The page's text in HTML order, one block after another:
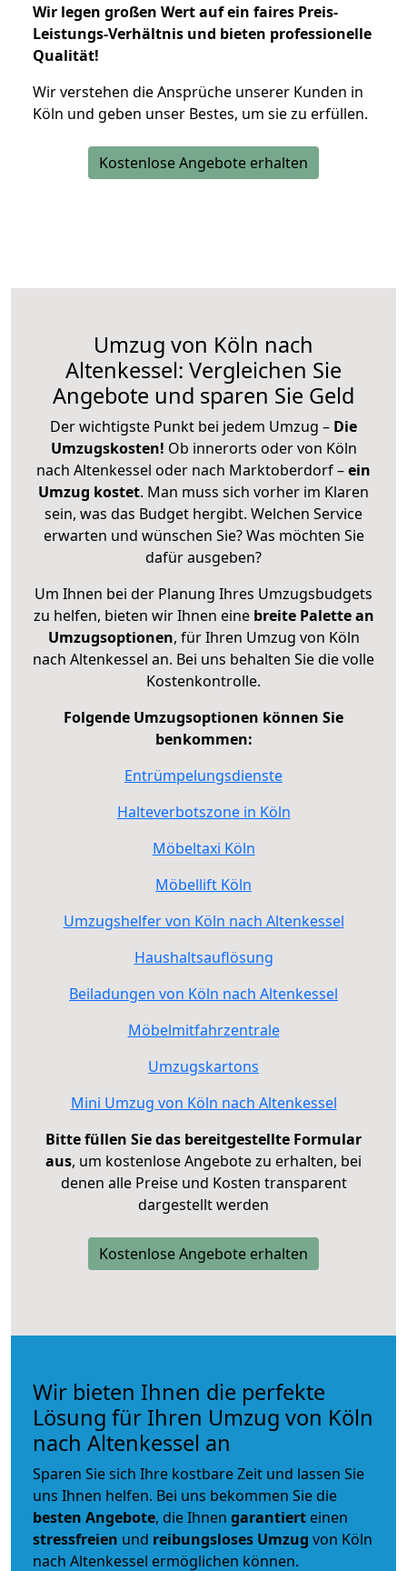
Wir legen großen Wert auf ein faires Preis-
Leistungs-Verhältnis und bieten professionelle
Qualität!
Wir verstehen die Ansprüche unserer Kunden in
Köln und geben unser Bestes, um sie zu erfüllen.
Kostenlose Angebote erhalten
Umzug von Köln nach
Altenkessel: Vergleichen Sie
Angebote und sparen Sie Geld
Der wichtigste Punkt bei jedem Umzug – Die
Umzugskosten! Ob innerorts oder von Köln
nach Altenkessel oder nach Marktoberdorf –ein
Umzug kostet. Man muss sich vorher im Klaren
sein, was das Budget hergibt. Welchen Service
erwarten und wünschen Sie? Was möchten Sie
dafür ausgeben?
Um Ihnen bei der Planung Ihres Umzugsbudgets
zu helfen, bieten wir Ihnen eine breite Palette an
Umzugsoptionen, für Ihren Umzug von Köln
nach Altenkessel an. Bei uns behalten Sie die volle
Kostenkontrolle.
Folgende Umzugsoptionen können Sie
benkommen:
Entrümpelungsdienste
Halteverbotszone in Köln
Möbeltaxi Köln
Möbellift Köln
Umzugshelfer von Köln nach Altenkessel
Haushaltsauflösung
Beiladungen von Köln nach Altenkessel
Möbelmitfahrzentrale
Umzugskartons
Mini Umzug von Köln nach Altenkessel
Bitte füllen Sie das bereitgestellte Formular
aus, um kostenlose Angebote zu erhalten, bei
denen alle Preise und Kosten transparent
dargestellt werden
Kostenlose Angebote erhalten
Wir bieten Ihnen die perfekte
Lösung für Ihren Umzug von Köln
nach Altenkessel an
Sparen Sie sich Ihre kostbare Zeit und lassen Sie
uns Ihnen helfen. Bei uns bekommen Sie die
besten Angebote, die Ihnen garantiert einen
stressfreien und reibungsloses Umzug von Köln
nach Altenkessel ermöglichen können.